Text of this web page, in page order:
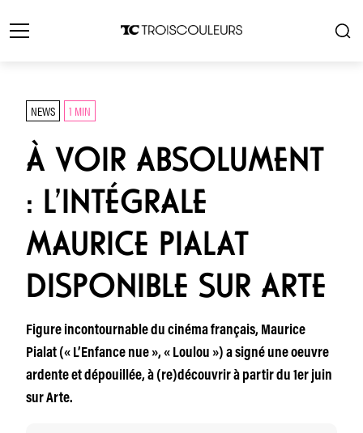
NEWS 1 MIN
À VOIR ABSOLUMENT
: L’INTÉGRALE
MAURICE PIALAT
DISPONIBLE SUR ARTE
Figure incontournable du cinéma français, Maurice
Pialat (« L’Enfance nue », « Loulou ») a signé une oeuvre
ardente et dépouillée, à (re)découvrir à partir du 1er juin
sur Arte.